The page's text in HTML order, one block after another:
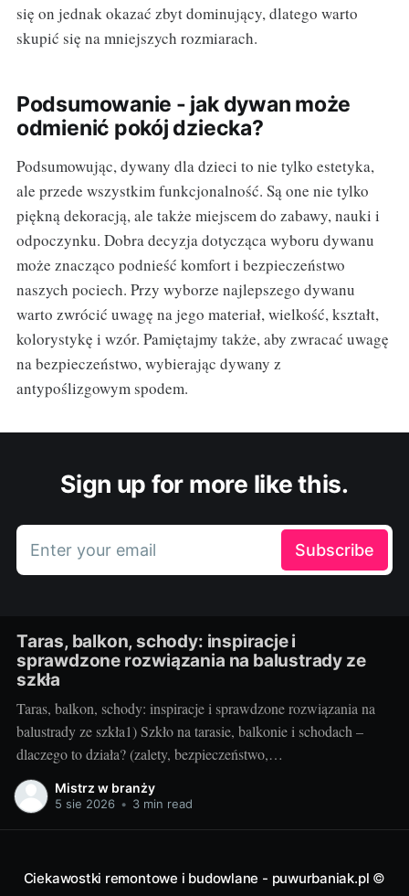
się on jednak okazać zbyt dominujący, dlatego warto
skupić się na mniejszych rozmiarach.
Podsumowanie - jak dywan może
odmienić pokój dziecka?
Podsumowując, dywany dla dzieci to nie tylko estetyka,
ale przede wszystkim funkcjonalność. Są one nie tylko
piękną dekoracją, ale także miejscem do zabawy, nauki i
odpoczynku. Dobra decyzja dotycząca wyboru dywanu
może znacząco podnieść komfort i bezpieczeństwo
naszych pociech. Przy wyborze najlepszego dywanu
warto zwrócić uwagę na jego materiał, wielkość, kształt,
kolorystykę i wzór. Pamiętajmy także, aby zwracać uwagę
na bezpieczeństwo, wybierając dywany z
antypoślizgowym spodem.
Sign up for more like this.
Enter your email Subscribe
Taras, balkon, schody: inspiracje i
sprawdzone rozwiązania na balustrady ze
szkła
Taras, balkon, schody: inspiracje i sprawdzone rozwiązania na
balustrady ze szkła1) Szkło na tarasie, balkonie i schodach –
dlaczego to działa? (zalety, bezpieczeństwo,
inspiracje)Balustrady szklane to przepis na lekką, jasną i
elegancką przestrzeń. Na tarasie i balkonie nie odcinają widoku,
Mistrz w branży
5 sie 2026 • 3 min read
Ciekawostki remontowe i budowlane - puwurbaniak.pl ©